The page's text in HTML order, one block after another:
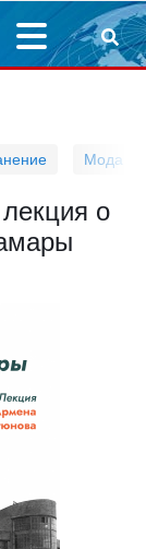
Мода
о